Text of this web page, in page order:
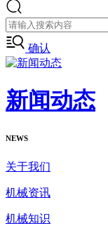
确认
新闻动态
NEWS
关于我们
机械资讯
机械知识